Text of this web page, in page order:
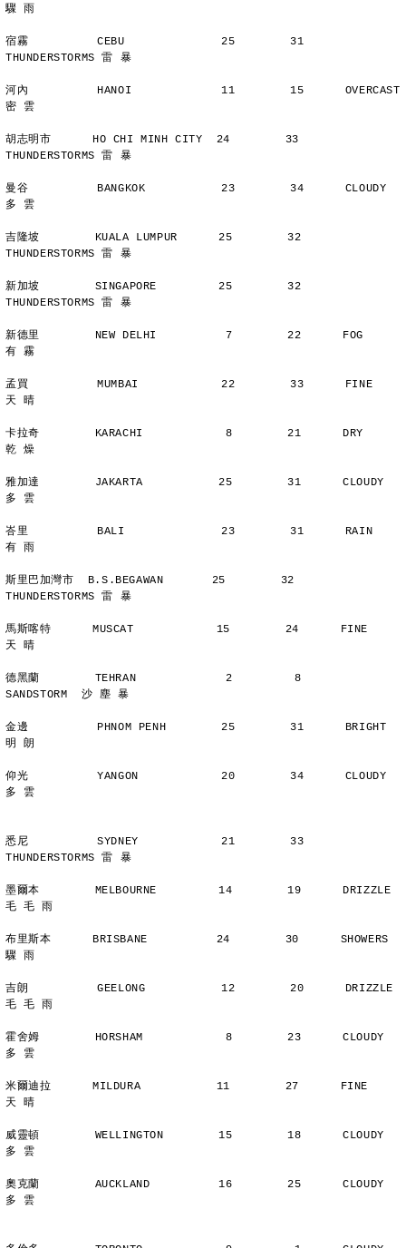
驟 雨
宿霧          CEBU              25        31
THUNDERSTORMS 雷 暴
河內          HANOI             11        15      OVERCAST
密 雲
胡志明市      HO CHI MINH CITY  24        33
THUNDERSTORMS 雷 暴
曼谷          BANGKOK           23        34      CLOUDY
多 雲
吉隆坡        KUALA LUMPUR      25        32
THUNDERSTORMS 雷 暴
新加坡        SINGAPORE         25        32
THUNDERSTORMS 雷 暴
新德里        NEW DELHI          7        22      FOG
有 霧
孟買          MUMBAI            22        33      FINE
天 晴
卡拉奇        KARACHI            8        21      DRY
乾 燥
雅加達        JAKARTA           25        31      CLOUDY
多 雲
峇里          BALI              23        31      RAIN
有 雨
斯里巴加灣市  B.S.BEGAWAN       25        32
THUNDERSTORMS 雷 暴
馬斯喀特      MUSCAT            15        24      FINE
天 晴
德黑蘭        TEHRAN             2         8
SANDSTORM  沙 塵 暴
金邊          PHNOM PENH        25        31      BRIGHT
明 朗
仰光          YANGON            20        34      CLOUDY
多 雲
悉尼          SYDNEY            21        33
THUNDERSTORMS 雷 暴
墨爾本        MELBOURNE         14        19      DRIZZLE
毛 毛 雨
布里斯本      BRISBANE          24        30      SHOWERS
驟 雨
吉朗          GEELONG           12        20      DRIZZLE
毛 毛 雨
霍舍姆        HORSHAM            8        23      CLOUDY
多 雲
米爾迪拉      MILDURA           11        27      FINE
天 晴
威靈頓        WELLINGTON        15        18      CLOUDY
多 雲
奧克蘭        AUCKLAND          16        25      CLOUDY
多 雲